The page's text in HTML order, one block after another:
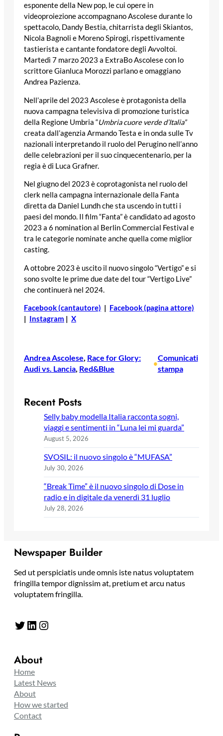
esponente della New pop, le cui opere in
videoproiezione accompagnano Ascolese durante lo
spettacolo, Dandy Bestia, chitarrista degli Skiantos,
Nicola Bagnoli e Moreno Spirogi, rispettivamente
tastierista e cantante fondatore degli Avvoltoi.
Martedì 7 marzo 2023 a ExtraBo Ascolese con lo
scrittore Gianluca Morozzi parlano e omaggiano
Andrea Pazienza.
Nell’aprile del 2023 Ascolese è protagonista della
nuova campagna televisiva di promozione turistica
della Regione Umbria “Umbria cuore verde d’Italia”
creata dall’agenzia Armando Testa e in onda sulle Tv
nazionali interpretando il ruolo del Perugino nell’anno
delle celebrazioni per il suo cinquecentenario, per la
regia è di Luca Grafner.
Nel giugno del 2023 è coprotagonista nel ruolo del
clerk nella campagna internazionale della Fanta
diretta da Daniel Lundh che sta uscendo in tutti i
paesi del mondo. Il film “Fanta” è candidato ad agosto
2023 a 6 nomination al Berlin Commercial Festival e
tra le categorie nominate anche quella come miglior
casting.
A ottobre 2023 è uscito il nuovo singolo “Vertigo” e si
sono svolte le prime due date del tour “Vertigo Live”
che continuerà nel 2024.
Facebook (cantautore)
Facebook (pagina attore)
Instagram X
Andrea Ascolese Race for Glory:
Audi vs. Lancia Red&Blue
•
Comunicati
stampa
Recent Posts
Selly baby modella Italia racconta sogni,
viaggi e sentimenti in “Luna lei mi guarda”
August 5, 2026
SVOSIL: il nuovo singolo è “MUFASA”
July 30, 2026
“Break Time” è il nuovo singolo di Dose in
radio e in digitale da venerdì 31 luglio
July 28, 2026
Newspaper Builder
Sed ut perspiciatis unde omnis iste natus voluptatem
fringilla tempor dignissim at, pretium et arcu natus
voluptatem fringilla.
Twitter LinkedIn Instagram
About
Home
Latest News
About
How we started
Contact